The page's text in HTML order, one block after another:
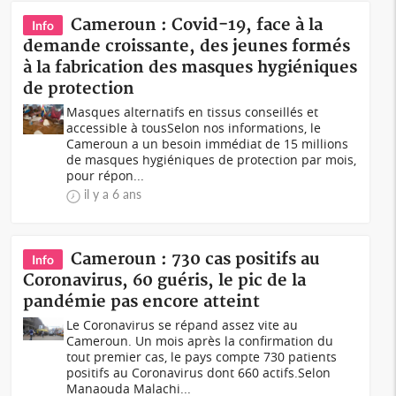
Info
Cameroun : Covid-19, face à la
demande croissante, des jeunes formés
à la fabrication des masques hygiéniques
de protection
Masques alternatifs en tissus conseillés et
accessible à tousSelon nos informations, le
Cameroun a un besoin immédiat de 15 millions
de masques hygiéniques de protection par mois,
pour répon...
il y a 6 ans
Info
Cameroun : 730 cas positifs au
Coronavirus, 60 guéris, le pic de la
pandémie pas encore atteint
Le Coronavirus se répand assez vite au
Cameroun. Un mois après la confirmation du
tout premier cas, le pays compte 730 patients
positifs au Coronavirus dont 660 actifs.Selon
Manaouda Malachi...